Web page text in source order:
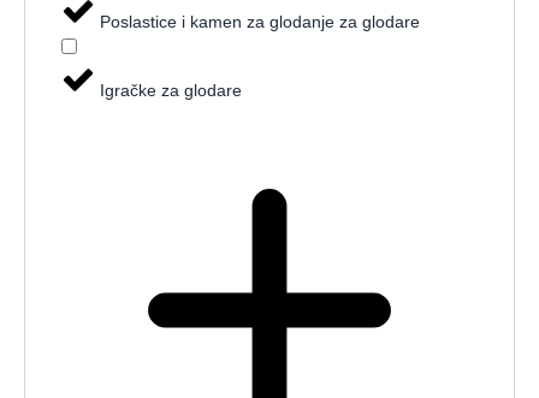
Poslastice i kamen za glodanje za glodare
Igračke za glodare